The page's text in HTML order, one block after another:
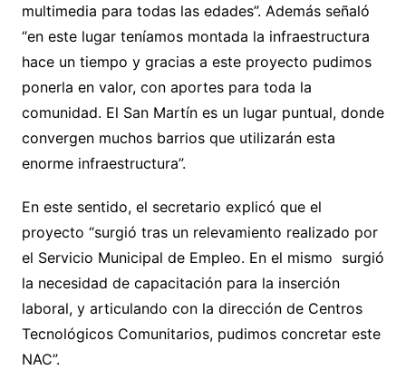
multimedia para todas las edades”. Además señaló
“en este lugar teníamos montada la infraestructura
hace un tiempo y gracias a este proyecto pudimos
ponerla en valor, con aportes para toda la
comunidad. El San Martín es un lugar puntual, donde
convergen muchos barrios que utilizarán esta
enorme infraestructura”.
En este sentido, el secretario explicó que el
proyecto “surgió tras un relevamiento realizado por
el Servicio Municipal de Empleo. En el mismo surgió
la necesidad de capacitación para la inserción
laboral, y articulando con la dirección de Centros
Tecnológicos Comunitarios, pudimos concretar este
NAC”.